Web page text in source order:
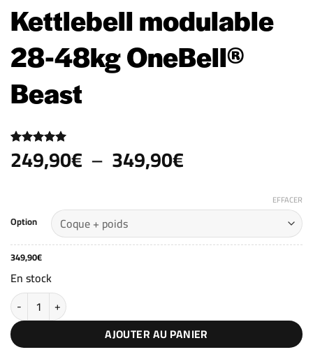
Kettlebell modulable
28-48kg OneBell®
Beast
Noté5 sur
5 basé sur
3
249,90€ – 349,90€
249,90€
à
349,90€
Option
EFFACER
349,90€
En stock
quantité de Kettlebell modulable 28-48kg OneBell® Beast
AJOUTER AU PANIER